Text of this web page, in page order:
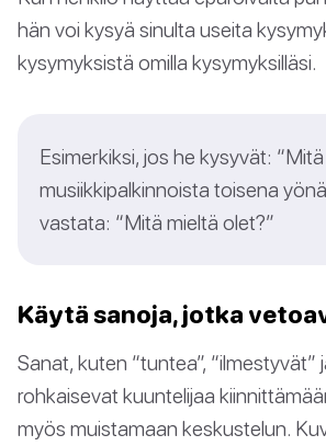
hän voi kysyä sinulta useita
kysymyksistä omilla kysymyksilläsi.
Esimerkiksi, jos he kysyvät:
musiikkipalkinnoista toisena
vastata: “Mitä mieltä olet?”
Käytä sanoja, jotka
Sanat, kuten “tuntea”, “ilmestyvät”
rohkaisevat kuuntelijaa
myös muistamaan keskustelun.